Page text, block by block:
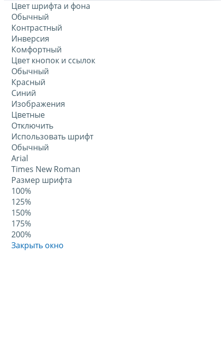
Цвет шрифта и фона
Обычный
Контрастный
Инверсия
Комфортный
Цвет кнопок и ссылок
Обычный
Красный
Синий
Изображения
Цветные
Отключить
Использовать шрифт
Обычный
Arial
Times New Roman
Размер шрифта
100%
125%
150%
175%
200%
Закрыть окно